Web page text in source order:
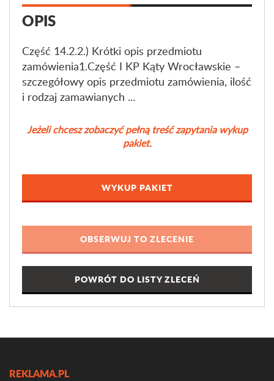
OPIS
Część 14.2.2.) Krótki opis przedmiotu
zamówienia1.Część I KP Kąty Wrocławskie –
szczegółowy opis przedmiotu zamówienia, ilość
i rodzaj zamawianych ...
Jeżeli chcesz zobaczyć pełną treść zapytania wykup
pakiet.
WYKUP PAKIET
POWRÓT DO LISTY ZLECEŃ
REKLAMA.PL